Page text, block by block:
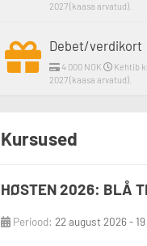
2027 (kaasa arvatud).
Debet/verdikort
4 000 NOK
Kehtib
2027 (kaasa arvatud).
Kursused
HØSTEN 2026: BLÅ
Periood: 22 august 2026 -